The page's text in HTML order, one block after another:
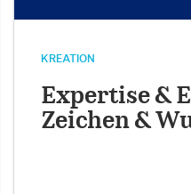
KREATION
Expertise &
Zeichen &